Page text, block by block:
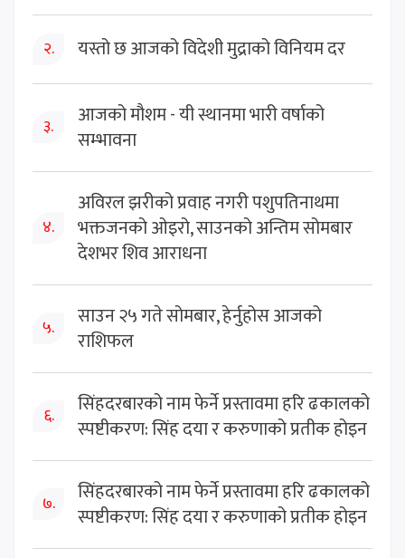
२. यस्तो छ आजको विदेशी मुद्राको विनियम दर
३.
आजको मौशम - यी स्थानमा भारी वर्षाको
सम्भावना
४.
अविरल झरीको प्रवाह नगरी पशुपतिनाथमा
भक्तजनको ओइरो, साउनको अन्तिम सोमबार
देशभर शिव आराधना
५.
साउन २५ गते सोमबार, हेर्नुहोस आजको
राशिफल
६.
सिंहदरबारको नाम फेर्ने प्रस्तावमा हरि ढकालको
स्पष्टीकरण: सिंह दया र करुणाको प्रतीक होइन
७.
सिंहदरबारको नाम फेर्ने प्रस्तावमा हरि ढकालको
स्पष्टीकरण: सिंह दया र करुणाको प्रतीक होइन